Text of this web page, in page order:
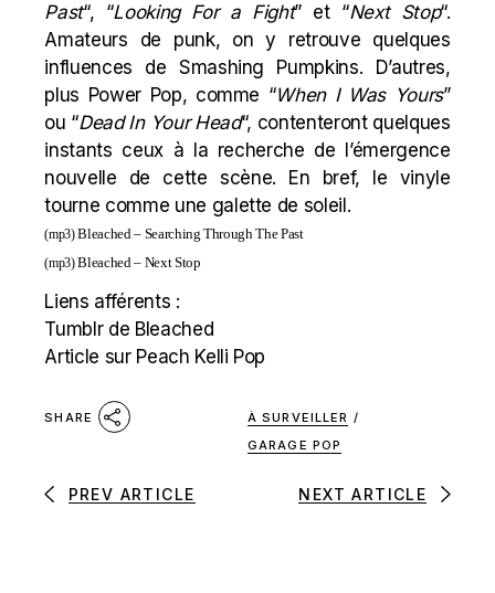
Past“, “Looking For a Fight” et “Next Stop“.
Amateurs de punk, on y retrouve quelques
influences de Smashing Pumpkins. D’autres,
plus Power Pop, comme “When I Was Yours”
ou “Dead In Your Head“, contenteront quelques
instants ceux à la recherche de l’émergence
nouvelle de cette scène. En bref, le vinyle
tourne comme une galette de soleil.
(mp3)Bleached – Searching Through The Past
(mp3)Bleached – Next Stop
Liens afférents :
Tumblr de Bleached
Article sur Peach Kelli Pop
SHARE À SURVEILLER /
GARAGE POP
PREV ARTICLE NEXT ARTICLE